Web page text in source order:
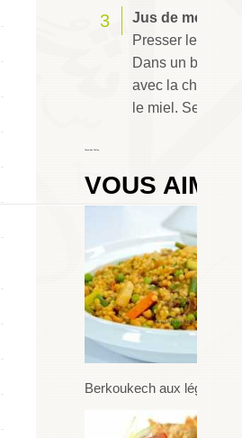
Jus de melon
Presser les
Dans un blinder,
avec la chair de
le miel. Servir le
VOUS
Berkoukech aux légumes